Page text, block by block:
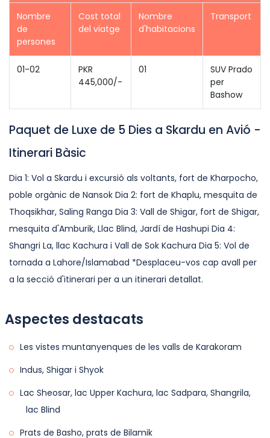
Nombre
de
persones
Cost total
del viatge
Nombre
d'habitacions
Transport
01-02
PKR
445,000/-
01
SUV Prado
per
Bashow
Paquet de Luxe de 5 Dies a Skardu en Avió -
Itinerari Bàsic
Dia 1: Vol a Skardu i excursió als voltants, fort de Kharpocho,
poble orgànic de Nansok Dia 2: fort de Khaplu, mesquita de
Thoqsikhar, Saling Ranga Dia 3: Vall de Shigar, fort de Shigar,
mesquita d'Amburik, Llac Blind, Jardí de Hashupi Dia 4:
Shangri La, llac Kachura i Vall de Sok Kachura Dia 5: Vol de
tornada a Lahore/Islamabad *Desplaceu-vos cap avall per
a la secció d'itinerari per a un itinerari detallat.
Aspectes destacats
Les vistes muntanyenques de les valls de Karakoram
Indus, Shigar i Shyok
Lac Sheosar, lac Upper Kachura, lac Sadpara, Shangrila,
lac Blind
Prats de Basho, prats de Bilamik